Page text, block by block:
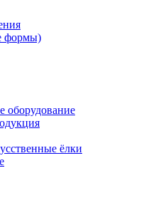
формы)
оборудование
ёлки